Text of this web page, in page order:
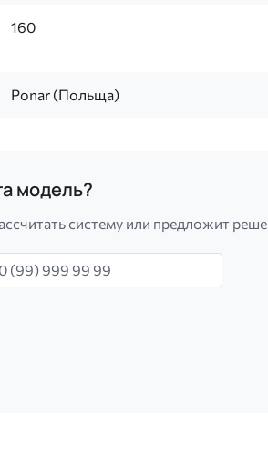
160
Ponar (Польща)
модель?
систему или предложит